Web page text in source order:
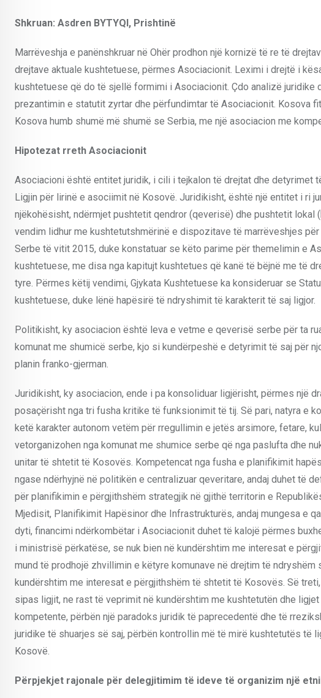
Shkruan: Asdren BYTYQI, Prishtinë
Marrëveshja e panënshkruar në Ohër prodhon një kornizë të re të
drejtave aktuale kushtetuese, përmes Asociacionit. Leximi i drejtë i
kushtetuese që do të sjellë formimi i Asociacionit. Çdo analizë juridike
prezantimin e statutit zyrtar dhe përfundimtar të Asociacionit. Kosova
Kosova humb shumë më shumë se Serbia, me një asociacion me
Hipotezat rreth Asociacionit
Asociacioni është entitet juridik, i cili i tejkalon të drejtat dhe detyrimet
Ligjin për lirinë e asociimit në Kosovë. Juridikisht, është një entitet i ri
njëkohësisht, ndërmjet pushtetit qendror (qeverisë) dhe pushtetit lokal
vendim lidhur me kushtetutshmërinë e dispozitave të marrëveshjes
Serbe të vitit 2015, duke konstatuar se këto parime për themelimin e
kushtetuese, me disa nga kapitujt kushtetues që kanë të bëjnë me të
tyre. Përmes këtij vendimi, Gjykata Kushtetuese ka konsideruar se
kushtetuese, duke lënë hapësirë të ndryshimit të karakterit të saj ligjor.
Politikisht, ky asociacion është leva e vetme e qeverisë serbe për ta
komunat me shumicë serbe, kjo si kundërpeshë e detyrimit të saj për
planin franko-gjerman.
Juridikisht, ky asociacion, ende i pa konsoliduar ligjërisht, përmes një
posaçërisht nga tri fusha kritike të funksionimit të tij. Së pari, natyra e
ketë karakter autonom vetëm për rregullimin e jetës arsimore, fetare,
vetorganizohen nga komunat me shumice serbe që nga paslufta dhe
unitar të shtetit të Kosovës. Kompetencat nga fusha e planifikimit
ngase ndërhyjnë në politikën e centralizuar qeveritare, andaj duhet të
për planifikimin e përgjithshëm strategjik në gjithë territorin e
Mjedisit, Planifikimit Hapësinor dhe Infrastrukturës, andaj mungesa e
dyti, financimi ndërkombëtar i Asociacionit duhet të kalojë përmes
i ministrisë përkatëse, se nuk bien në kundërshtim me interesat e
mund të prodhojë zhvillimin e këtyre komunave në drejtim të
kundërshtim me interesat e përgjithshëm të shtetit të Kosovës. Së
sipas ligjit, ne rast të veprimit në kundërshtim me kushtetutën dhe
kompetente, përbën një paradoks juridik të paprecedentë dhe të
juridike të shuarjes së saj, përbën kontrollin më të mirë kushtetutës të
Kosovë.
Përpjekjet rajonale për delegjitimim të ideve të organizim një